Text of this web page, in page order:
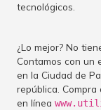
tecnológicos.
¿Lo mejor? No
Contamos con un
en la Ciudad de
república.
en línea